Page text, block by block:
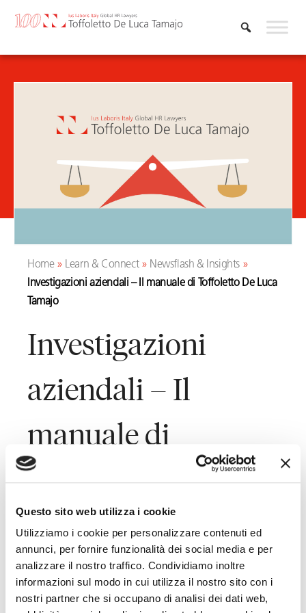
Questo sito web utilizza i cookie
Utilizziamo i cookie per personalizzare contenuti ed
annunci, per fornire funzionalità dei social media e per
analizzare il nostro traffico. Condividiamo inoltre
informazioni sul modo in cui utilizza il nostro sito con i
nostri partner che si occupano di analisi dei dati web,
Home» Learn & Connect» Newsflash & Insights »
Investigazioni aziendali – Il manuale di Toffoletto De Luca
Tamajo
Investigazioni
aziendali – Il
manuale di
Toffoletto De Luca
Tamajo
Last Updated on October 13, 2021